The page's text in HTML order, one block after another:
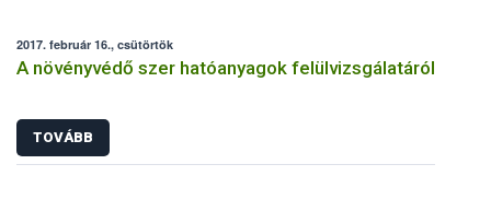
2017. február 16., csütörtök
A növényvédő szer hatóanyagok felülvizsgálatáról
TOVÁBB